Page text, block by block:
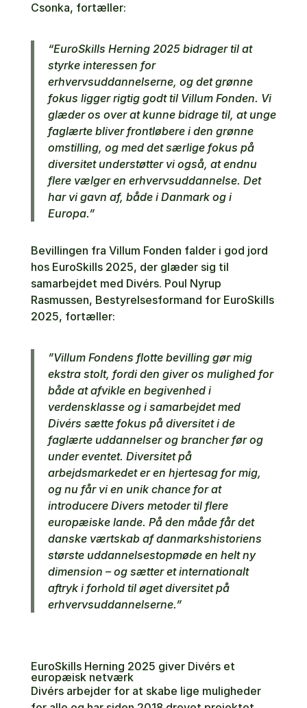
Csonka, fortæller:
“EuroSkills Herning 2025 bidrager til at
styrke interessen for
erhvervsuddannelserne, og det grønne
fokus ligger rigtig godt til Villum Fonden. Vi
glæder os over at kunne bidrage til, at unge
faglærte bliver frontløbere i den grønne
omstilling, og med det særlige fokus på
diversitet understøtter vi også, at endnu
flere vælger en erhvervsuddannelse. Det
har vi gavn af, både i Danmark og i
Europa.”
Bevillingen fra Villum Fonden falder i god jord
hos EuroSkills 2025, der glæder sig til
samarbejdet med Divérs. Poul Nyrup
Rasmussen, Bestyrelsesformand for EuroSkills
2025, fortæller:
”Villum Fondens flotte bevilling gør mig
ekstra stolt, fordi den giver os mulighed for
både at afvikle en begivenhed i
verdensklasse og i samarbejdet med
Divérs sætte fokus på diversitet i de
faglærte uddannelser og brancher før og
under eventet. Diversitet på
arbejdsmarkedet er en hjertesag for mig,
og nu får vi en unik chance for at
introducere Divers metoder til flere
europæiske lande. På den måde får det
danske værtskab af danmarkshistoriens
største uddannelsestopmøde en helt ny
dimension – og sætter et internationalt
aftryk i forhold til øget diversitet på
erhvervsuddannelserne.”
EuroSkills Herning 2025 giver Divérs et
europæisk netværk
Divérs arbejder for at skabe lige muligheder